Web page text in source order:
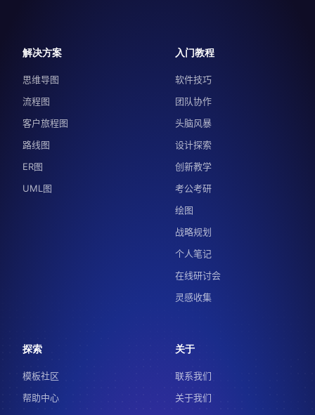
解决方案
思维导图
流程图
客户旅程图
路线图
ER图
UML图
入门教程
软件技巧
团队协作
头脑风暴
设计探索
创新教学
考公考研
绘图
战略规划
个人笔记
在线研讨会
灵感收集
探索
模板社区
帮助中心
关于
联系我们
关于我们